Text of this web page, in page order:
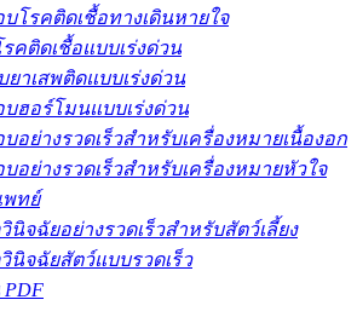
โรคติดเชื้อทางเดินหายใจ
คติดเชื้อแบบเร่งด่วน
าเสพติดแบบเร่งด่วน
ฮอร์โมนแบบเร่งด่วน
อย่างรวดเร็วสำหรับเครื่องหมายเนื้องอก
อย่างรวดเร็วสำหรับเครื่องหมายหัวใจ
ทย์
นิจฉัยอย่างรวดเร็วสำหรับสัตว์เลี้ยง
นิจฉัยสัตว์แบบรวดเร็ว